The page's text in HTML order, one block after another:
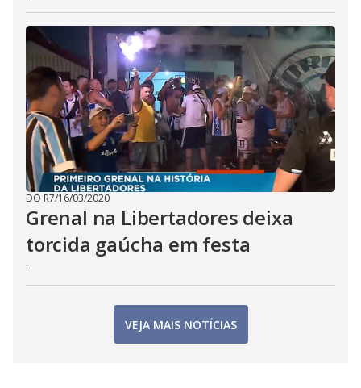
DO R7/16/03/2020
Grenal na Libertadores deixa
torcida gaúcha em festa
.
VEJA MAIS NOTÍCIAS